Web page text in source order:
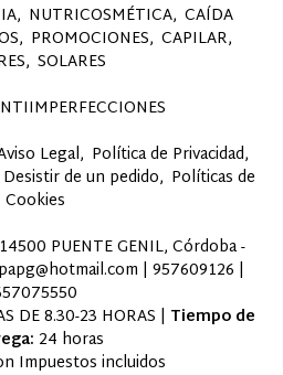
NUTRICOSMÉTICA CAÍDA
PROMOCIONES CAPILAR
SOLARES
Legal Política de Privacidad
Desistir de un pedido Políticas de
Cookies
PUENTE GENIL, Córdoba -
| 957609126 |
DE 8.30-23 HORAS | Tiempo de
24 horas
Impuestos incluidos